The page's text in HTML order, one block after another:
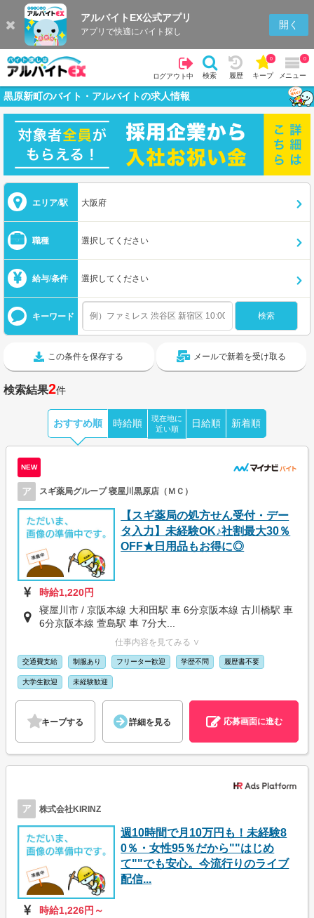
アルバイトEX公式アプリ
アプリで快適にバイト探し
開く
ログアウト中 検索 履歴 キープ
0
メニュー
0
黒原新町のバイト・アルバイトの求人情報
エリア/駅 大阪府
職種 選択してください
給与/条件 選択してください
キーワード
この条件を保存する メールで新着を受け取る
検索結果2件
おすすめ順 時給順
現在地に
近い順
日給順 新着順
NEW
ア スギ薬局グループ 寝屋川黒原店（ＭＣ）
【スギ薬局の処方せん受付・デー
タ入力】未経験OK♪社割最大30％
OFF★日用品もお得に◎
時給1,220円
寝屋川市 / 京阪本線 大和田駅 車 6分京阪本線 古川橋駅 車
6分京阪本線 萱島駅 車 7分大...
仕事内容を見てみる ∨
交通費支給 制服あり フリーター歓迎 学歴不問 履歴書不要
大学生歓迎 未経験歓迎
キープする 詳細を見る 応募画面に進む
ア 株式会社KIRINZ
週10時間で月10万円も！未経験8
0％・女性95％だから""はじめ
て""でも安心。今流行りのライブ
配信...
時給1,226円～